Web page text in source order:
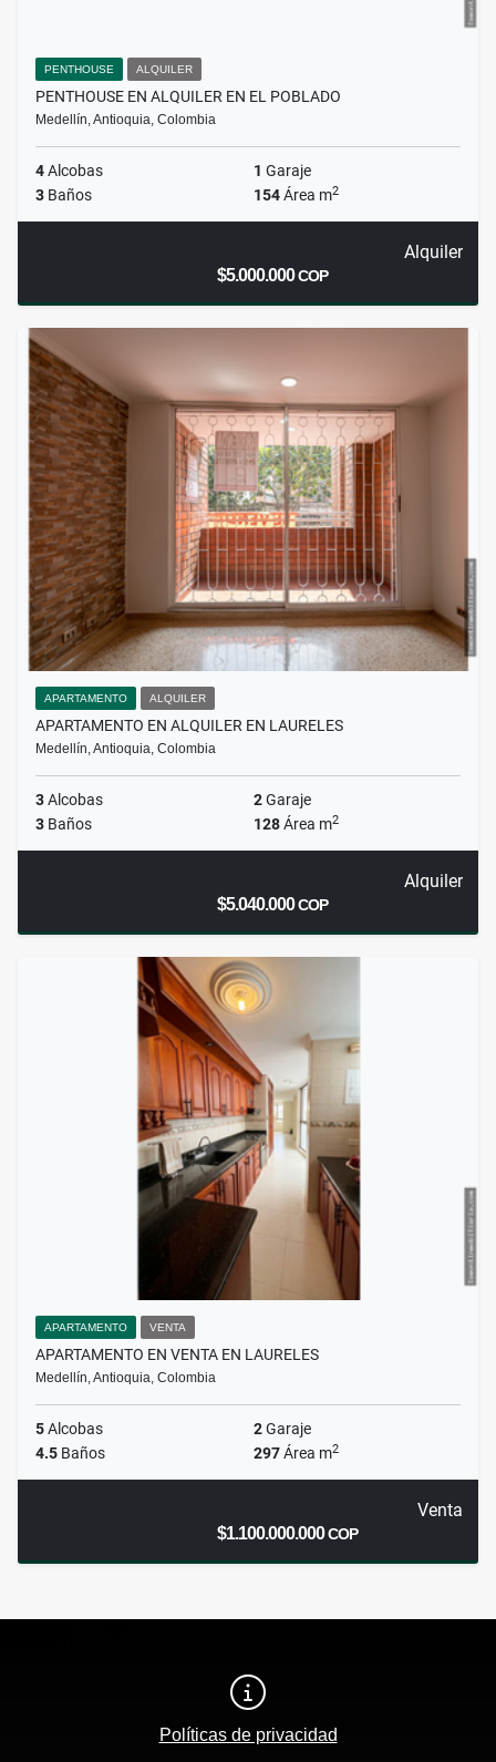
PENTHOUSE ALQUILER
PENTHOUSE EN ALQUILER EN EL POBLADO
Medellín, Antioquia, Colombia
4Alcobas 1 Garaje
3 Baños 154Área m2
Alquiler
$5.000.000COP
APARTAMENTO ALQUILER
APARTAMENTO EN ALQUILER EN LAURELES
Medellín, Antioquia, Colombia
3Alcobas 2Garaje
3 Baños 128Área m2
Alquiler
$5.040.000COP
APARTAMENTO VENTA
APARTAMENTO EN VENTA EN LAURELES
Medellín, Antioquia, Colombia
5Alcobas 2Garaje
4.5 Baños 297Área m2
Venta
$1.100.000.000COP
Políticas de privacidad